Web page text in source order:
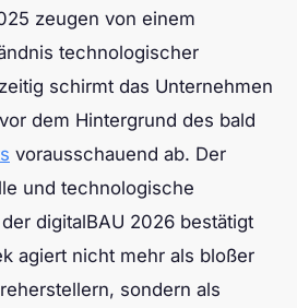
zeugen von einem
technologischer
schirmt das Unternehmen
dem Hintergrund des bald
vorausschauend ab. Der
und technologische
digitalBAU 2026 bestätigt
agiert nicht mehr als bloßer
sondern als